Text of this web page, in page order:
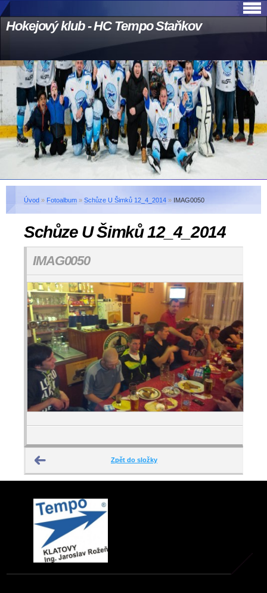
Hokejový klub - HC Tempo Staňkov
Úvod » Fotoalbum » Schůze U Šimků 12_4_2014 » IMAG0050
Schůze U Šimků 12_4_2014
IMAG0050
Zpět do složky